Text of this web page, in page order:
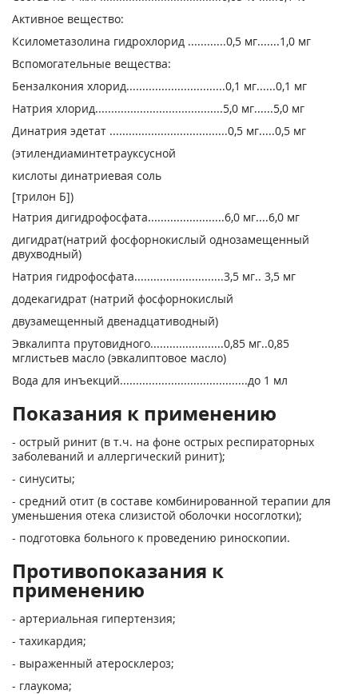
Активное вещество:
Ксилометазолина гидрохлорид ............0,5 мг.......1,0 мг
Вспомогательные вещества:
Бензалкония хлорид...............................0,1 мг......0,1 мг
Натрия хлорид........................................5,0 мг......5,0 мг
Динатрия эдетат .....................................0,5 мг.....0,5 мг
(этилендиаминтетрауксусной
кислоты динатриевая соль
[трилон Б])
Натрия дигидрофосфата........................6,0 мг....6,0 мг
дигидрат(натрий фосфорнокислый однозамещенный
двухводный)
Натрия гидрофосфата............................3,5 мг.. 3,5 мг
додекагидрат (натрий фосфорнокислый
двузамещенный двенадцативодный)
Эвкалипта прутовидного.......................0,85 мг..0,85
мглистьев масло (эвкалиптовое масло)
Вода для инъекций........................................до 1 мл
Показания к применению
- острый ринит (в т.ч. на фоне острых респираторных
заболеваний и аллергический ринит);
- синуситы;
- средний отит (в составе комбинированной терапии для
уменьшения отека слизистой оболочки носоглотки);
- подготовка больного к проведению риноскопии.
Противопоказания к
применению
- артериальная гипертензия;
- тахикардия;
- выраженный атеросклероз;
- глаукома;